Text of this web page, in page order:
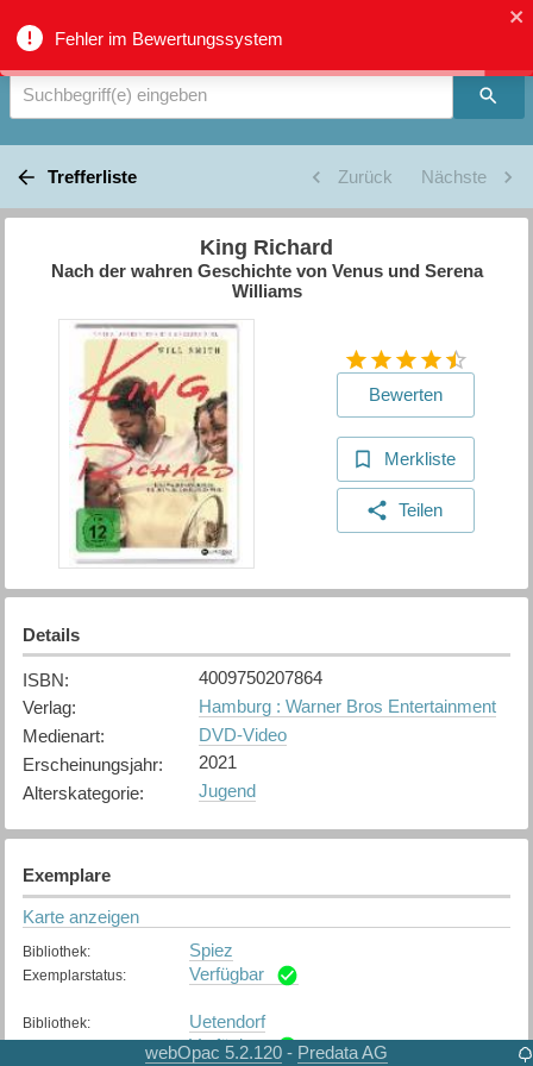
Fehler im Bewertungssystem
Verbundkatalog Region Thun - Oberland - Suche
Suchbegriff(e) eingeben
Trefferliste Zurück Nächste
King Richard
Nach der wahren Geschichte von Venus und Serena
Williams
Bewerten
Merkliste
Teilen
Details
ISBN:
4009750207864
Verlag:
Hamburg : Warner Bros Entertainment
Medienart:
DVD-Video
Erscheinungsjahr:
2021
Alterskategorie: Jugend
Exemplare
Karte anzeigen
Bibliothek: Spiez
Exemplarstatus: Verfügbar
Bibliothek: Uetendorf
Verfügbar
webOpac 5.2.120 - Predata AG